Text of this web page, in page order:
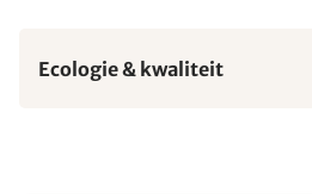
Ecologie & kwaliteit